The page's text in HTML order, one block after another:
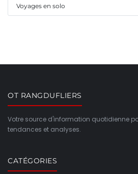
Voyages en solo
OT RANGDUFLIERS
Votre source d'information quotidienne
tendances et analyses.
CATÉGORIES